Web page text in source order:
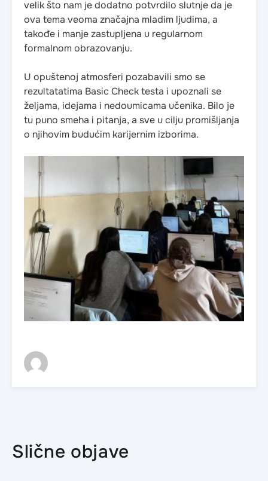
velik što nam je dodatno potvrdilo slutnje da je
ova tema veoma značajna mladim ljudima, a
takođe i manje zastupljena u regularnom
formalnom obrazovanju.
U opuštenoj atmosferi pozabavili smo se
rezultatatima Basic Check testa i upoznali se
željama, idejama i nedoumicama učenika. Bilo je
tu puno smeha i pitanja, a sve u cilju promišljanja
o njihovim budućim karijernim izborima.
Slične objave